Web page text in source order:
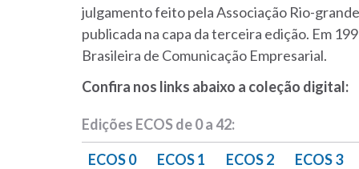
julgamento feito pela Associação Rio-
publicada na capa da terceira edição. Em
Brasileira de Comunicação Empresarial.
Confira nos links abaixo a coleção digital:
Edições ECOS de 0 a 42:
ECOS 0
ECOS 1 ECOS 2 ECOS 3